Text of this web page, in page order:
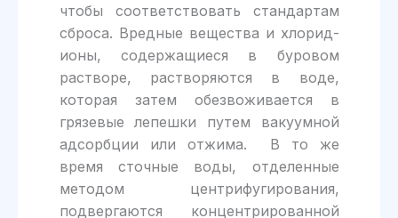
чтобы соответствовать стандартам
сброса. Вредные вещества и хлорид-
ионы, содержащиеся в буровом
растворе, растворяются в воде,
которая затем обезвоживается в
грязевые лепешки путем вакуумной
адсорбции или отжима. В то же
время сточные воды, отделенные
методом центрифугирования,
подвергаются концентрированной